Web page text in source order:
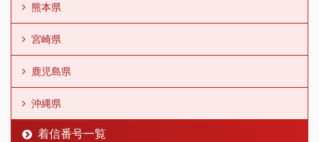
熊本県
宮崎県
鹿児島県
沖縄県
着信番号一覧